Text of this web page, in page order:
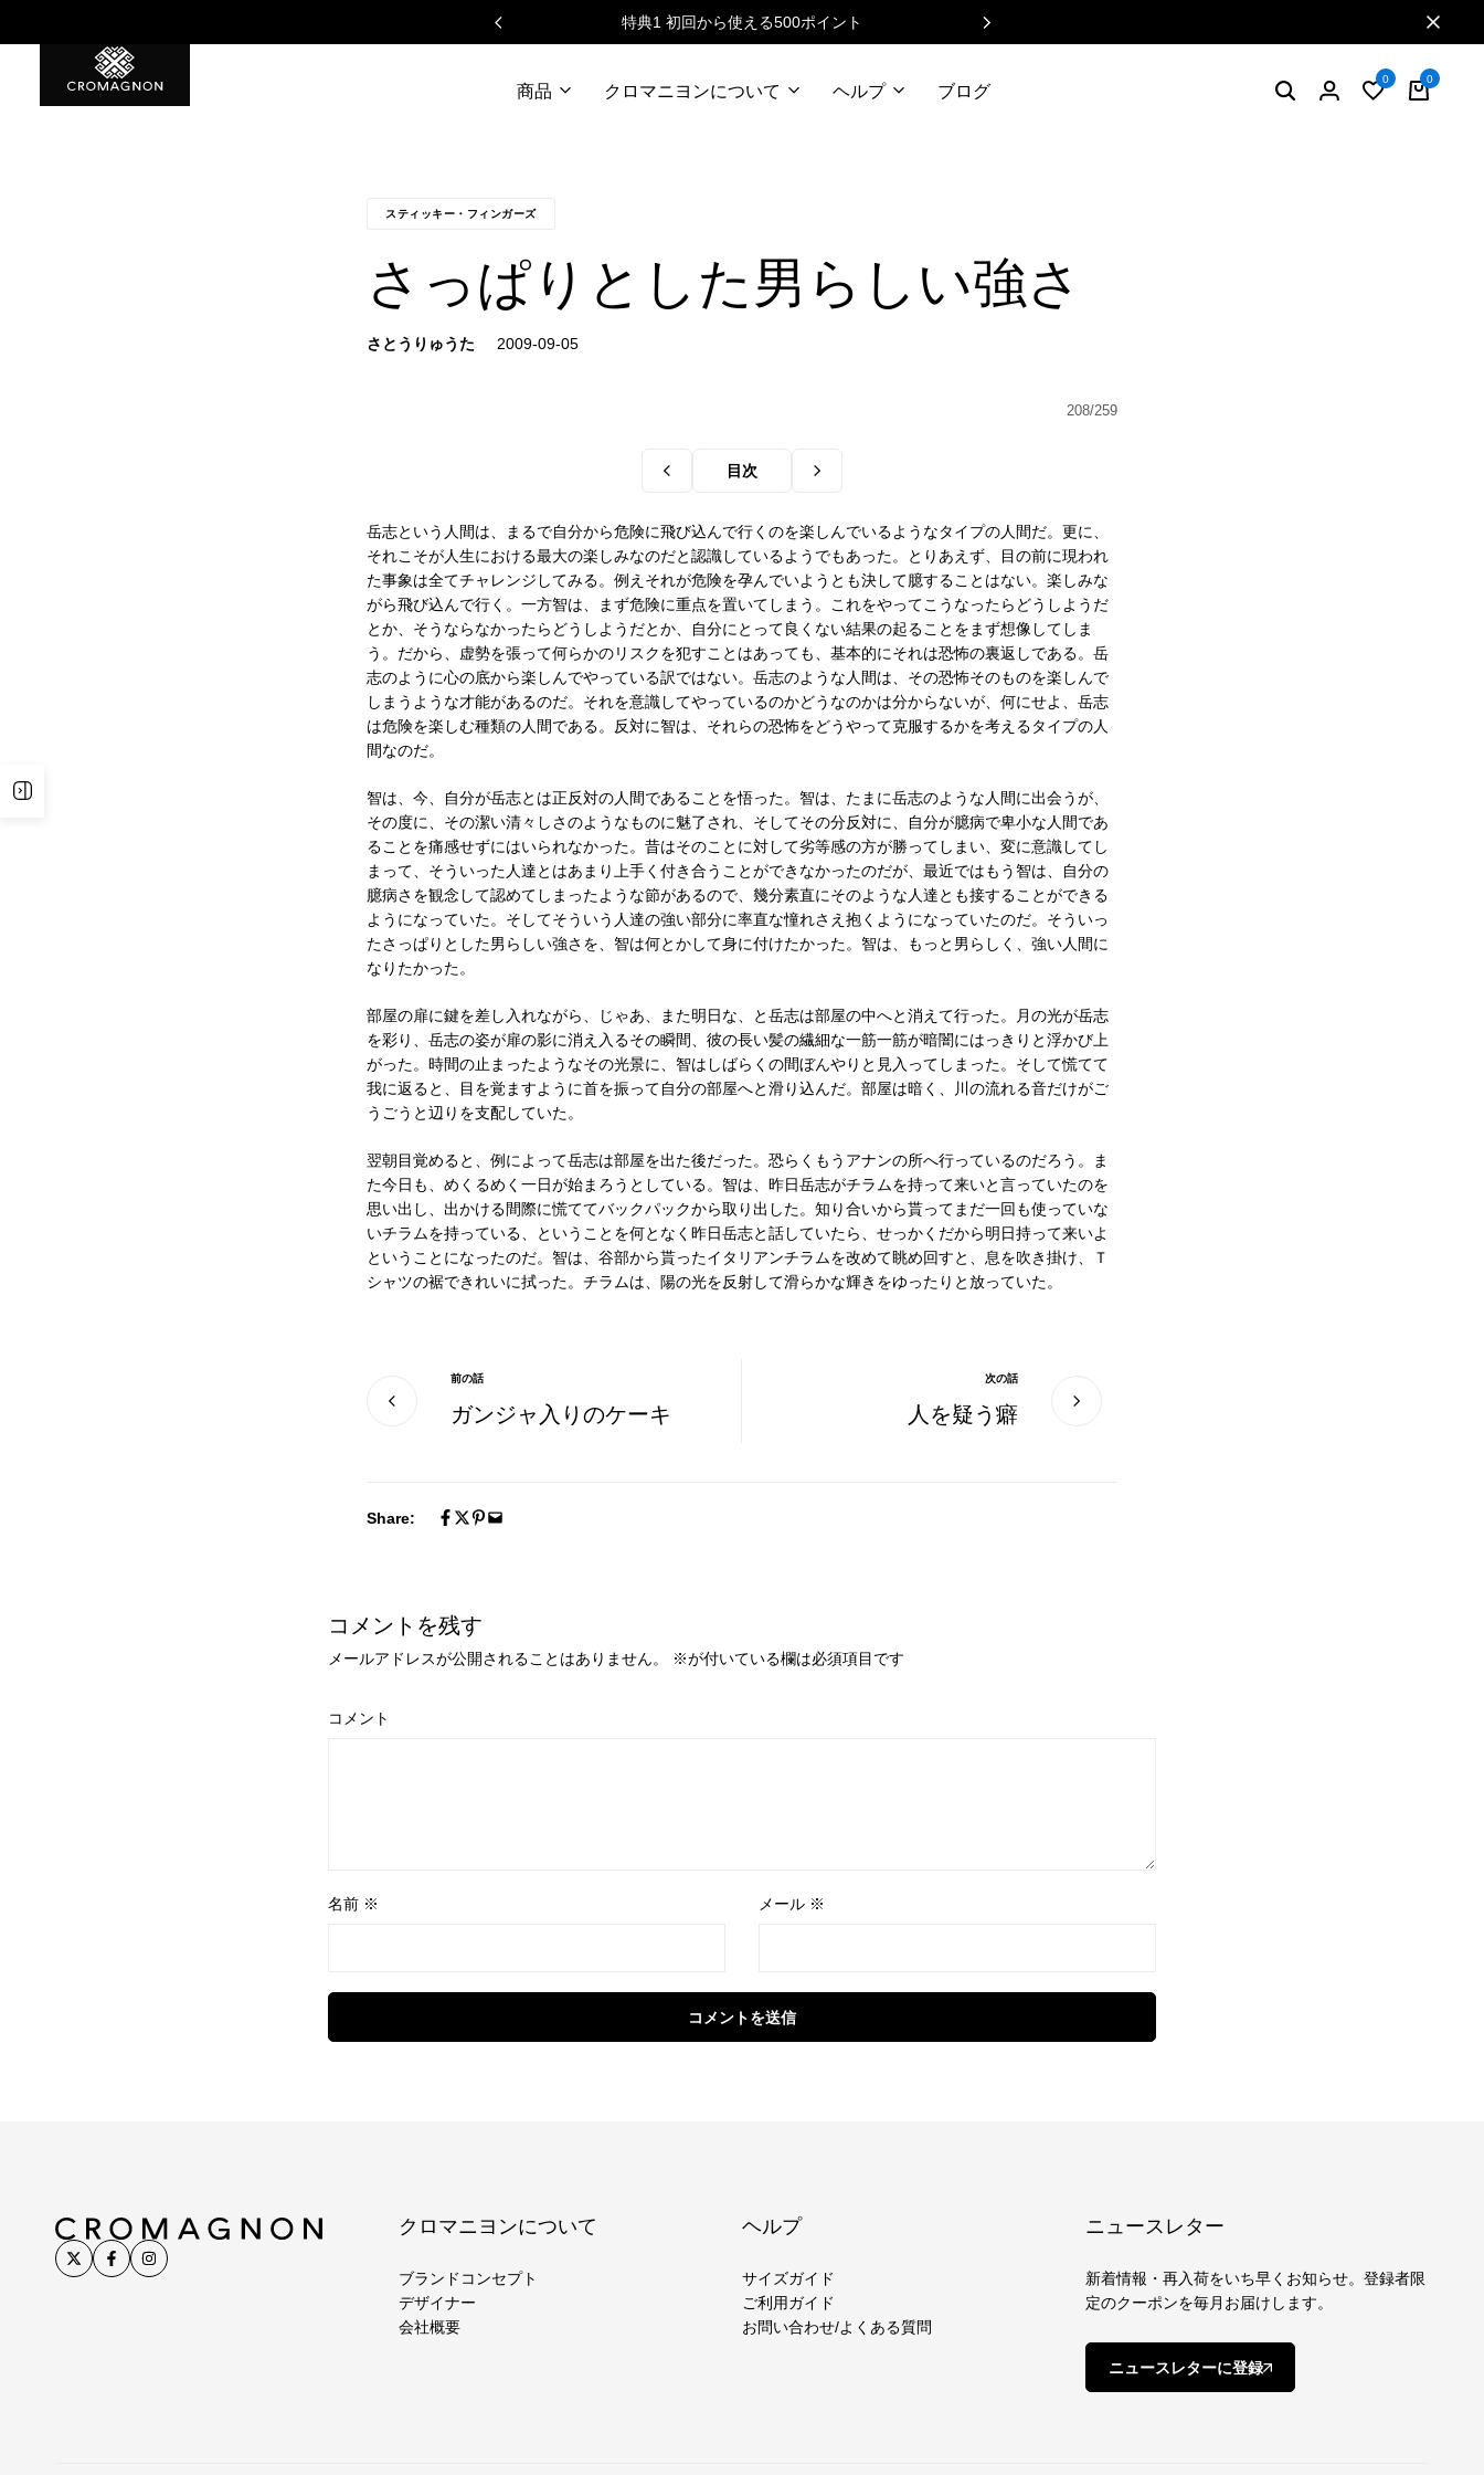
特典1 初回から使える500ポイント
商品 クロマニヨンについて ヘルプ ブログ
0 0
スティッキー・フィンガーズ
さっぱりとした男らしい強さ
さとうりゅうた
208/259
目次
岳志という人間は、まるで自分から危険に飛び込んで行くのを楽しんでいるようなタイプの人間だ。更に、
それこそが人生における最大の楽しみなのだと認識しているようでもあった。とりあえず、目の前に現われ
た事象は全てチャレンジしてみる。例えそれが危険を孕んでいようとも決して臆することはない。楽しみな
がら飛び込んで行く。一方智は、まず危険に重点を置いてしまう。これをやってこうなったらどうしようだ
とか、そうならなかったらどうしようだとか、自分にとって良くない結果の起ることをまず想像してしま
う。だから、虚勢を張って何らかのリスクを犯すことはあっても、基本的にそれは恐怖の裏返しである。岳
志のように心の底から楽しんでやっている訳ではない。岳志のような人間は、その恐怖そのものを楽しんで
しまうような才能があるのだ。それを意識してやっているのかどうなのかは分からないが、何にせよ、岳志
は危険を楽しむ種類の人間である。反対に智は、それらの恐怖をどうやって克服するかを考えるタイプの人
間なのだ。
智は、今、自分が岳志とは正反対の人間であることを悟った。智は、たまに岳志のような人間に出会うが、
その度に、その潔い清々しさのようなものに魅了され、そしてその分反対に、自分が臆病で卑小な人間であ
ることを痛感せずにはいられなかった。昔はそのことに対して劣等感の方が勝ってしまい、変に意識してし
まって、そういった人達とはあまり上手く付き合うことができなかったのだが、最近ではもう智は、自分の
臆病さを観念して認めてしまったような節があるので、幾分素直にそのような人達とも接することができる
ようになっていた。そしてそういう人達の強い部分に率直な憧れさえ抱くようになっていたのだ。そういっ
たさっぱりとした男らしい強さを、智は何とかして身に付けたかった。智は、もっと男らしく、強い人間に
なりたかった。
部屋の扉に鍵を差し入れながら、じゃあ、また明日な、と岳志は部屋の中へと消えて行った。月の光が岳志
を彩り、岳志の姿が扉の影に消え入るその瞬間、彼の長い髪の繊細な一筋一筋が暗闇にはっきりと浮かび上
がった。時間の止まったようなその光景に、智はしばらくの間ぼんやりと見入ってしまった。そして慌てて
我に返ると、目を覚ますように首を振って自分の部屋へと滑り込んだ。部屋は暗く、川の流れる音だけがご
うごうと辺りを支配していた。
翌朝目覚めると、例によって岳志は部屋を出た後だった。恐らくもうアナンの所へ行っているのだろう。ま
た今日も、めくるめく一日が始まろうとしている。智は、昨日岳志がチラムを持って来いと言っていたのを
思い出し、出かける間際に慌ててバックパックから取り出した。知り合いから貰ってまだ一回も使っていな
いチラムを持っている、ということを何となく昨日岳志と話していたら、せっかくだから明日持って来いよ
ということになったのだ。智は、谷部から貰ったイタリアンチラムを改めて眺め回すと、息を吹き掛け、Ｔ
シャツの裾できれいに拭った。チラムは、陽の光を反射して滑らかな輝きをゆったりと放っていた。
前の話
ガンジャ入りのケーキ
次の話
人を疑う癖
Share:
コメントを残す
メールアドレスが公開されることはありません。 ※が付いている欄は必須項目です
コメント
名前 ※ メール ※
コメントを送信
クロマニヨンについて
ブランドコンセプト
デザイナー
会社概要
ヘルプ
サイズガイド
ご利用ガイド
お問い合わせ/よくある質問
ニュースレター
新着情報・再入荷をいち早くお知らせ。登録者限
定のクーポンを毎月お届けします。
ニュースレターに登録
サイドバーを表示